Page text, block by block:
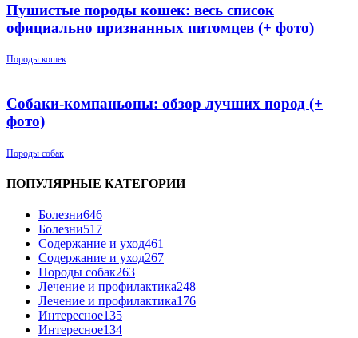
Пушистые породы кошек: весь список
официально признанных питомцев (+ фото)
Породы кошек
Собаки-компаньоны: обзор лучших пород (+
фото)
Породы собак
ПОПУЛЯРНЫЕ КАТЕГОРИИ
Болезни646
Болезни517
Содержание и уход461
Содержание и уход267
Породы собак263
Лечение и профилактика248
Лечение и профилактика176
Интересное135
Интересное134